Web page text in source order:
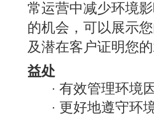
常运营中减少环境
的机会，可以展示
及潜在客户证明您的
益处
· 有效管理环境
· 更好地遵守环